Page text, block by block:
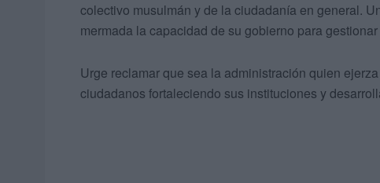
colectivo musulmán y de la ciudadanía en general.
mermada la capacidad de su gobierno para
Urge reclamar que sea la administración quien
ciudadanos fortaleciendo sus instituciones y